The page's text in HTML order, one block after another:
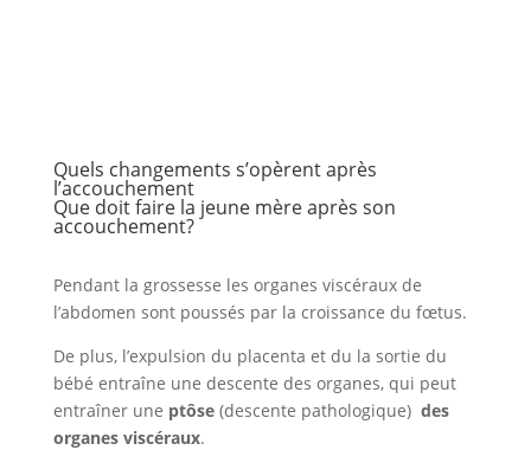
Quels changements s’opèrent après
l’accouchement
Que doit faire la jeune mère après son
accouchement?
Pendant la grossesse les organes viscéraux de
l’abdomen sont poussés par la croissance du fœtus.
De plus, l’expulsion du placenta et du la sortie du
bébé entraîne une descente des organes, qui peut
entraîner une ptôse (descente pathologique) des
organes viscéraux.